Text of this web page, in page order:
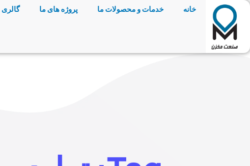
خانه خدمات و محصولات ما پروژه های ما گالری